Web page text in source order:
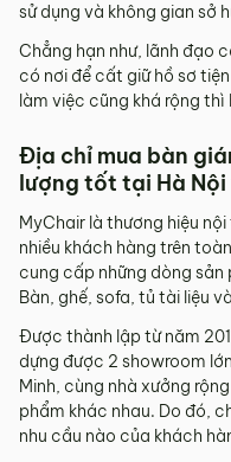
sử dụng và không gian sở
Chẳng hạn như, lãnh đạo
có nơi để cất giữ hồ sơ
làm việc cũng khá rộng
Địa chỉ mua bàn
lượng tốt tại Hà Nội
MyChair là thương hiệu
nhiều khách hàng trên
cung cấp những dòng
Bàn, ghế, sofa, tủ tài liệu
Được thành lập từ năm
dựng được 2 showroom
Minh, cùng nhà xưởng
phẩm khác nhau. Do đó,
nhu cầu nào của khách